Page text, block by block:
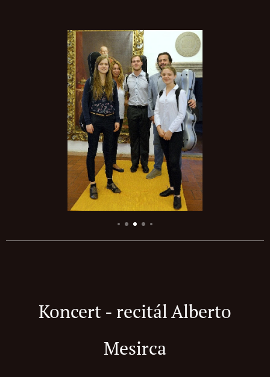
Koncert - recitál Alberto
Mesirca